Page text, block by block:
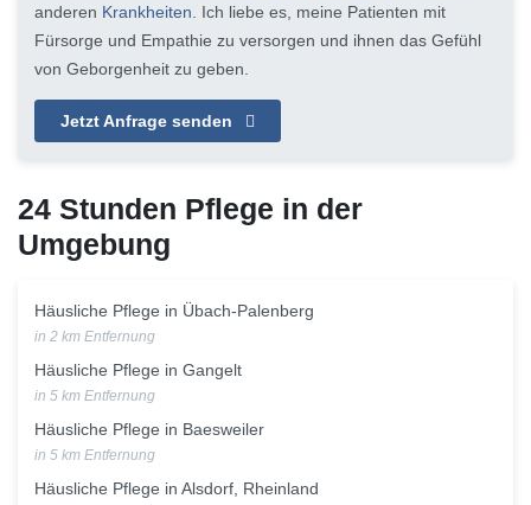
anderen Krankheiten . Ich liebe es, meine Patienten mit
Fürsorge und Empathie zu versorgen und ihnen das Gefühl
von Geborgenheit zu geben.
Jetzt Anfrage senden
24 Stunden Pflege in der
Umgebung
Häusliche Pflege in Übach-Palenberg
in 2 km Entfernung
Häusliche Pflege in Gangelt
in 5 km Entfernung
Häusliche Pflege in Baesweiler
in 5 km Entfernung
Häusliche Pflege in Alsdorf, Rheinland